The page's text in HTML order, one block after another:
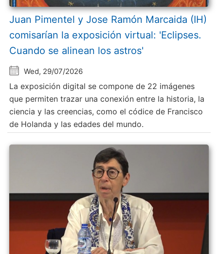
Juan Pimentel y Jose Ramón Marcaida (IH)
comisarían la exposición virtual: 'Eclipses.
Cuando se alinean los astros'
Wed, 29/07/2026
La exposición digital se compone de 22 imágenes
que permiten trazar una conexión entre la historia, la
ciencia y las creencias, como el códice de Francisco
de Holanda y las edades del mundo.